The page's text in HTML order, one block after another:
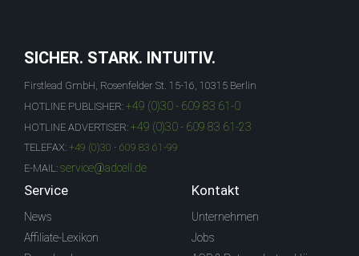
SICHER. STARK. INTUITIV.
Firstlead GmbH, Rosenfelder St. 15-16, 10315 Berlin
HOTLINE PUBLISHER: +49 (0)30 - 609 83 61-0
HOTLINE ADVERTISER: +49 (0)30 - 609 83 61-23
TELEFAX: +49 (0)30 - 609 83 61-99
E-MAIL: service@adcell.de
Service
News
Affiliate-Lexikon
Kontakt
Unternehmen
Jobs